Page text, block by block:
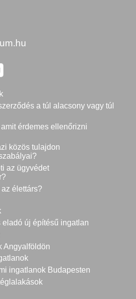
a túl alacsony vagy túl
érdemes ellenőrizni
közös tulajdon
az ügyvédet
élettárs?
új építésű ingatlan
Angyalföldön
ingatlanok Budapesten